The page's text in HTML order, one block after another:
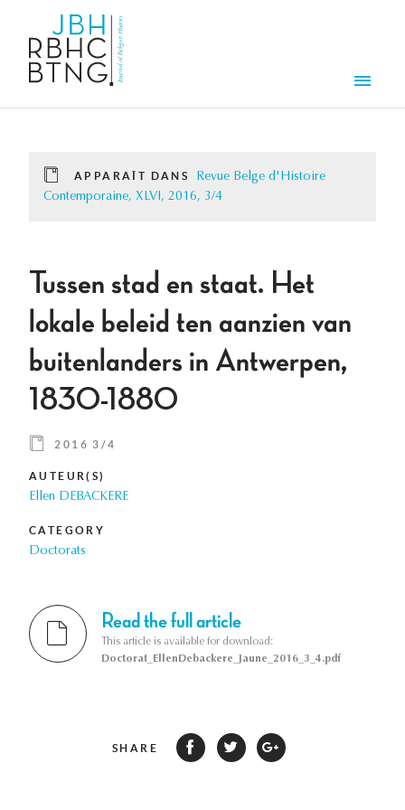
APPARAÎT DANS
Revue Belge d'Histoire
Contemporaine, XLVI, 2016, 3/4
Tussen stad en staat. Het
lokale beleid ten aanzien van
buitenlanders in Antwerpen,
1830-1880
2016 3/4
AUTEUR(S)
Ellen DEBACKERE
CATEGORY
Doctorats
Read the full article
This article is available for download:
Doctorat_EllenDebackere_Jaune_2016_3_4.pdf
SHARE